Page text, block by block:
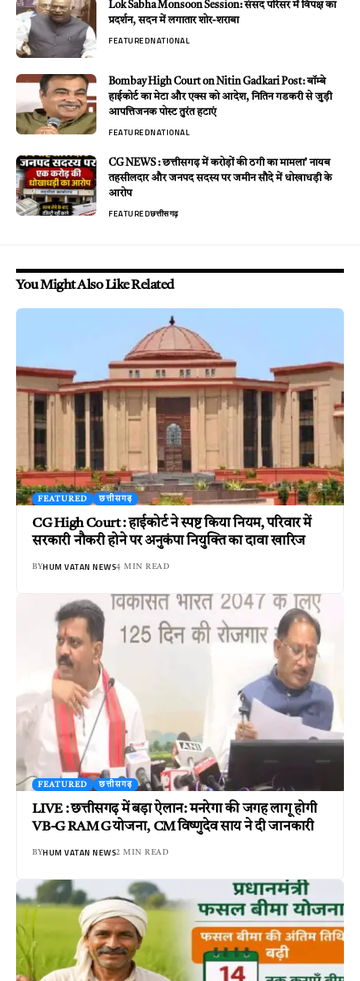
Lok Sabha Monsoon Session: संसद परिसर में विपक्ष का
प्रदर्शन, सदन में लगातार शोर-शराबा
FEATUREDNATIONAL
Bombay High Court on Nitin Gadkari Post: बॉम्बे
हाईकोर्ट का मेटा और एक्स को आदेश, नितिन गडकरी से जुड़ी
आपत्तिजनक पोस्ट तुरंत हटाएं
FEATUREDNATIONAL
CG NEWS : छत्तीसगढ़ में करोड़ों की ठगी का मामला’ नायब
तहसीलदार और जनपद सदस्य पर जमीन सौदे में धोखाधड़ी के
आरोप
FEATUREDछत्तीसगढ़
You Might Also Like Related
FEATURED छत्तीसगढ़
CG High Court : हाईकोर्ट ने स्पष्ट किया नियम, परिवार में
सरकारी नौकरी होने पर अनुकंपा नियुक्ति का दावा खारिज
BYHUM VATAN NEWS4 MIN READ
FEATURED छत्तीसगढ़
LIVE : छत्तीसगढ़ में बड़ा ऐलान: मनरेगा की जगह लागू होगी
VB-G RAM G योजना, CM विष्णुदेव साय ने दी जानकारी
BYHUM VATAN NEWS2 MIN READ